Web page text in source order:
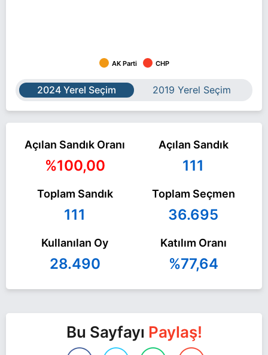
AK Parti CHP
2024 Yerel Seçim 2019 Yerel Seçim
Açılan Sandık Oranı
%100,00
Açılan Sandık
111
Toplam Sandık
111
Toplam Seçmen
36.695
Kullanılan Oy
28.490
Katılım Oranı
%77,64
Bu Sayfayı Paylaş!